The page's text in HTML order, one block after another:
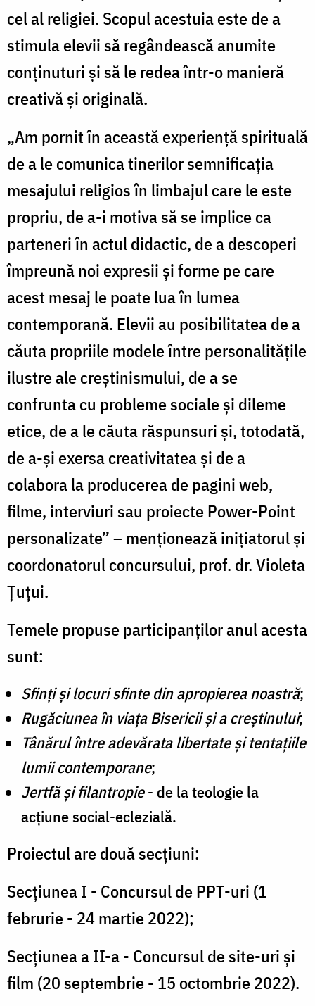
cel al religiei. Scopul acestuia este de a
stimula elevii să regândească anumite
conţinuturi şi să le redea într-o manieră
creativă şi originală.
„Am pornit în această experienţă spirituală
de a le comunica tinerilor semnificaţia
mesajului religios în limbajul care le este
propriu, de a-i motiva să se implice ca
parteneri în actul didactic, de a descoperi
împreună noi expresii şi forme pe care
acest mesaj le poate lua în lumea
contemporană. Elevii au posibilitatea de a
căuta propriile modele între personalităţile
ilustre ale creştinismului, de a se
confrunta cu probleme sociale şi dileme
etice, de a le căuta răspunsuri şi, totodată,
de a-şi exersa creativitatea şi de a
colabora la producerea de pagini web,
filme, interviuri sau proiecte Power-Point
personalizate” – menționează inițiatorul și
coordonatorul concursului, prof. dr. Violeta
Țuțui.
Temele propuse participanților anul acesta
sunt:
Sfinți și locuri sfinte din apropierea noastră;
Rugăciunea în viața Bisericii și a creștinului;
Tânărul între adevărata libertate și tentațiile
lumii contemporane;
Jertfă și filantropie- de la teologie la
acțiune social-eclezială.
Proiectul are două secțiuni:
Secțiunea I - Concursul de PPT-uri (1
februrie - 24 martie 2022);
Secțiunea a II-a - Concursul de site-uri și
film (20 septembrie - 15 octombrie 2022).